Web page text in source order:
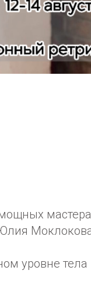
уровне тела